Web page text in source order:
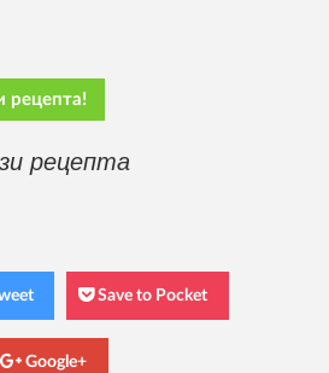
рецепта!
рецепта
Save to Pocket
Google+